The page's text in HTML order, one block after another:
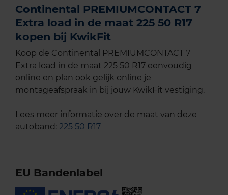
Continental PREMIUMCONTACT 7
Extra load in de maat 225 50 R17
kopen bij KwikFit
Koop de Continental PREMIUMCONTACT 7
Extra load in de maat 225 50 R17 eenvoudig
online en plan ook gelijk online je
montageafspraak in bij jouw KwikFit vestiging.
Lees meer informatie over de maat van deze
autoband: 225 50 R17
EU Bandenlabel